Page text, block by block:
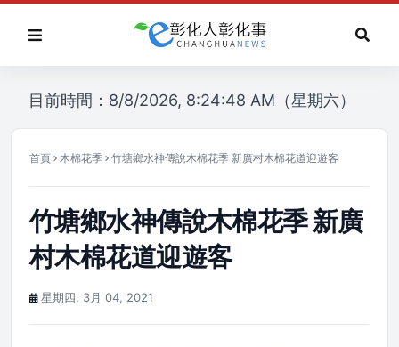
目前時間：8/8/2026, 8:24:48 AM（星期六）
首頁 木棉花季 竹塘鄉水神傳說木棉花季 新廣村木棉花道迎遊客
竹塘鄉水神傳說木棉花季 新廣
村木棉花道迎遊客
星期四, 3月 04, 2021